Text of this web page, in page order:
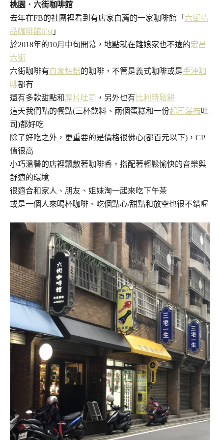
桃園．六街咖啡館
去年在FB的社團裡看到有店家自薦的一家咖啡館「 六街精
品咖啡館6’st 」
於2018年的10月中旬開幕，地點就在離娘家也不遠的宏昌
六街
六街咖啡有自家烘焙的咖啡，不管是義式咖啡或是手沖咖
啡都有
還有多款甜點和厚片吐司 ，另外也有 比利時鬆餅
這天我們點的餐點(三杯飲料、兩個蛋糕和一份起司瀑布吐
司)都好吃
除了好吃之外，更重要的是價格很佛心(都百元以下)，CP
值很高
小巧溫馨的店裡飄散著咖啡香，搭配著輕鬆愉快的音樂與
舒適的環境
很適合和家人、朋友、姐妹淘一起來吃下午茶
或是一個人來喝杯咖啡、吃個點心/甜點和放空也很不錯喔